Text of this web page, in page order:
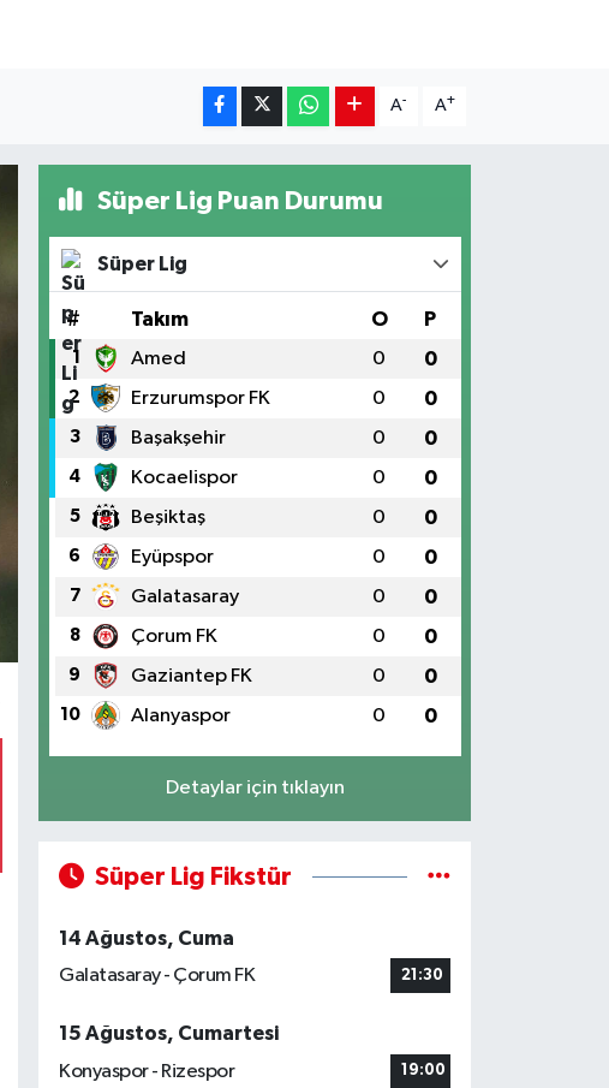
A- A+
Süper Lig Puan Durumu
Süper Lig
# Takım O P
1 Amed 0 0
2 Erzurumspor FK 0 0
3 Başakşehir 0 0
4 Kocaelispor 0 0
5 Beşiktaş 0 0
6 Eyüpspor 0 0
7 Galatasaray 0 0
8 Çorum FK 0 0
9 Gaziantep FK 0 0
10 Alanyaspor 0 0
Detaylar için tıklayın
Süper Lig Fikstür
14 Ağustos, Cuma
Galatasaray - Çorum FK
21:30
15 Ağustos, Cumartesi
Konyaspor - Rizespor
19:00